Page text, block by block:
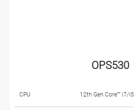
OPS530
CPU 12th Gen Core™ i7/i5